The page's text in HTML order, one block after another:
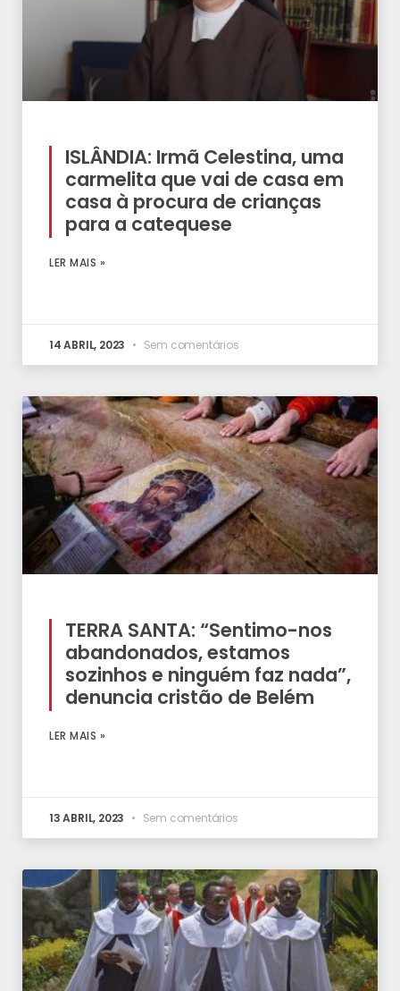
ISLÂNDIA: Irmã Celestina, uma
carmelita que vai de casa em
casa à procura de crianças
para a catequese
LER MAIS »
14 ABRIL, 2023 Sem comentários
TERRA SANTA: “Sentimo-nos
abandonados, estamos
sozinhos e ninguém faz nada”,
denuncia cristão de Belém
LER MAIS »
13 ABRIL, 2023 Sem comentários